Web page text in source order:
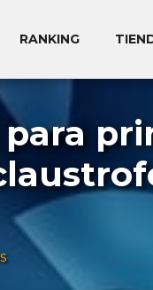
RANKING